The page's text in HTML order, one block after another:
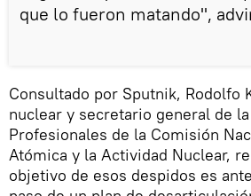
que lo fueron matando",
Consultado por Sputnik, Rodolfo
nuclear y secretario general de
Profesionales de la Comisión
Atómica y la Actividad Nuclear,
objetivo de esos despidos es